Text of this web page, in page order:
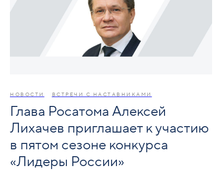
НОВОСТИ ВСТРЕЧИ С НАСТАВНИКАМИ
Глава Росатома Алексей
Лихачев приглашает к участию
в пятом сезоне конкурса
«Лидеры России»